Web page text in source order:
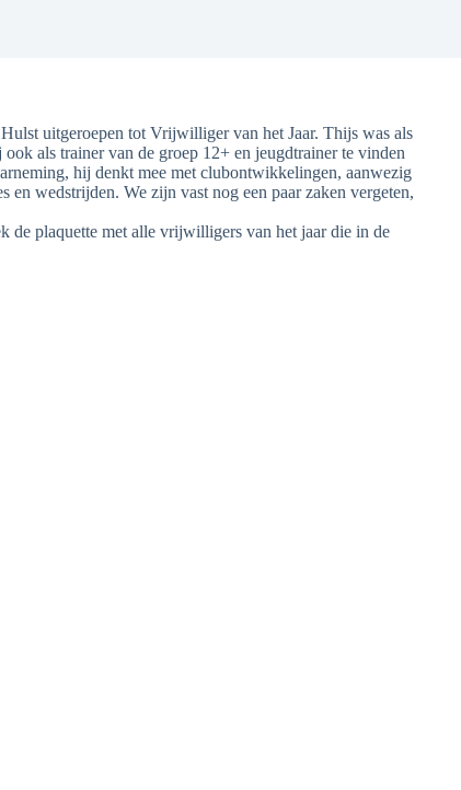
uitgeroepen tot Vrijwilliger van het Jaar. Thijs was als
als trainer van de groep 12+ en jeugdtrainer te vinden
hij denkt mee met clubontwikkelingen, aanwezig
wedstrijden. We zijn vast nog een paar zaken vergeten,
plaquette met alle vrijwilligers van het jaar die in de